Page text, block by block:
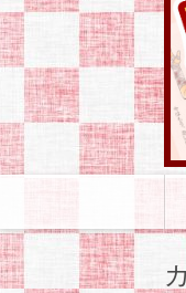
ン
ツ
へ